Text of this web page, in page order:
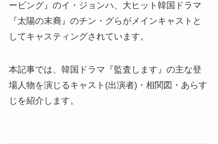
ービング』のイ・ジョンハ、大ヒット韓国ドラマ
『太陽の末裔』のチン・グらがメインキャストと
してキャスティングされています。
本記事では、韓国ドラマ『監査します』の主な登
場人物を演じるキャスト(出演者)・相関図・あらす
じを紹介します。